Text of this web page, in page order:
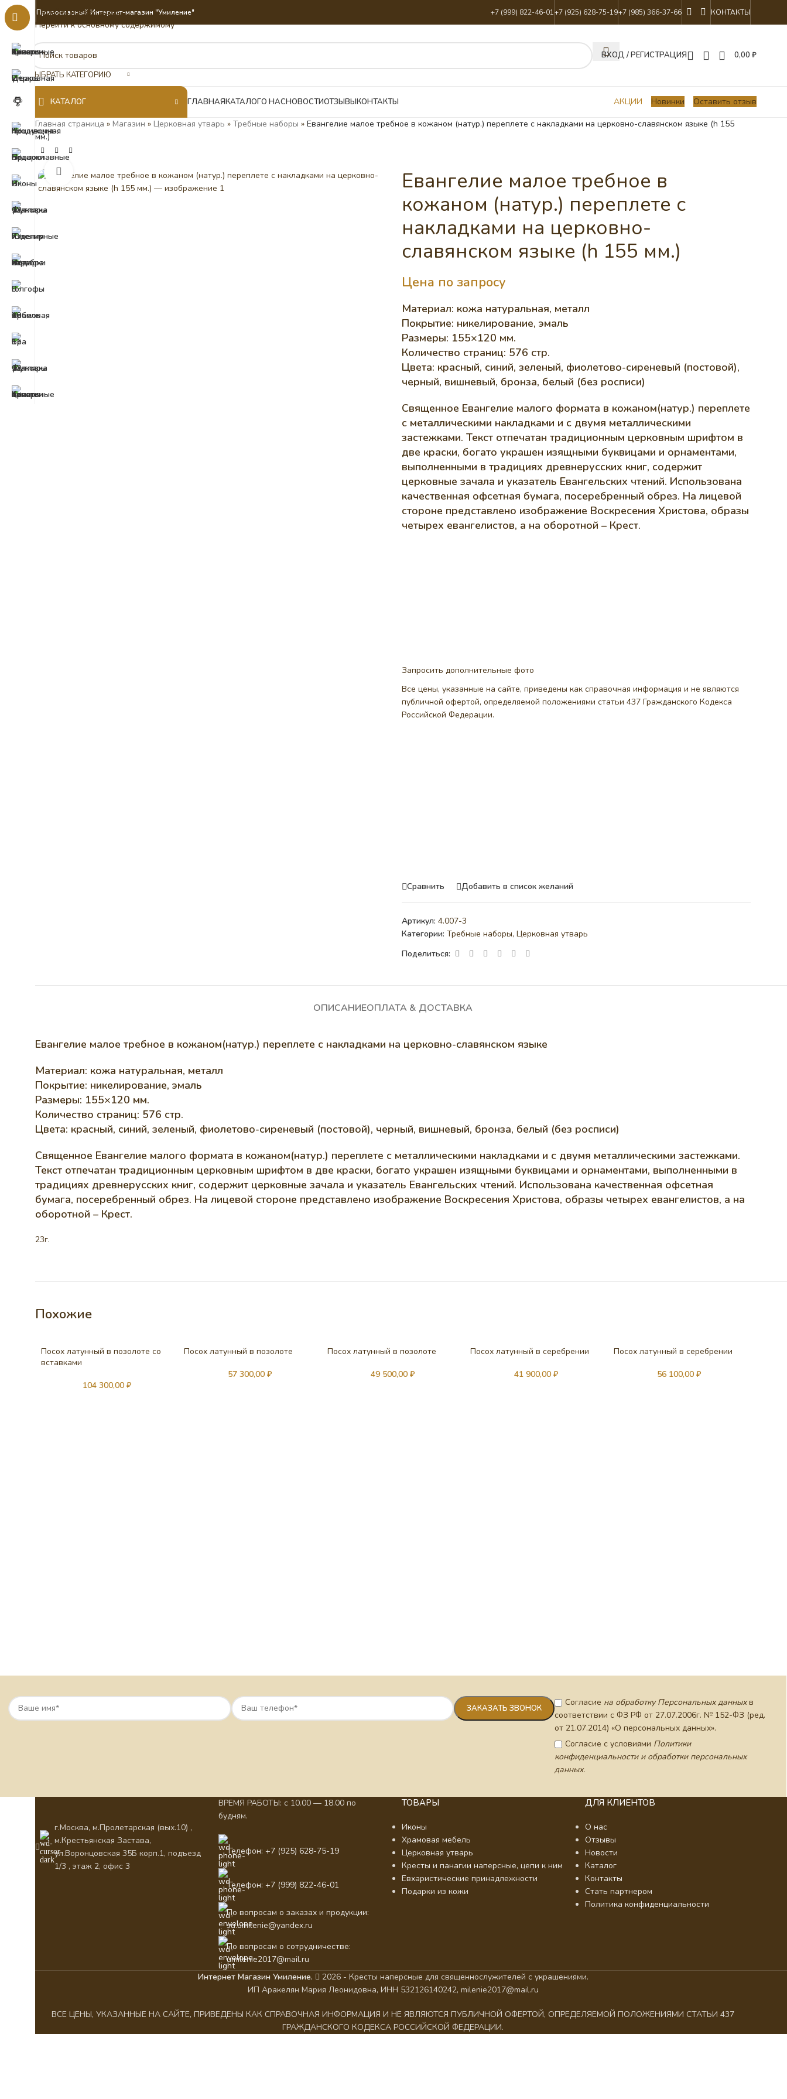
Перейти к навигации
Перейти к основному содержимому
Православный Интернет-магазин "Умиление" +7 (999) 822-46-01+7 (925) 628-75-19+7 (985) 366-37-66 КОНТАКТЫ
ВЫБРАТЬ КАТЕГОРИЮ
ВХОД / РЕГИСТРАЦИЯ 0,00 ₽
КАТАЛОГ ГЛАВНАЯКАТАЛОГО НАСНОВОСТИОТЗЫВЫКОНТАКТЫ АКЦИИ Новинки
Оставить отзыв
Главная страница » Магазин » Церковная утварь » Требные наборы » Евангелие малое требное в кожаном (натур.) переплете с накладками на церковно-славянском языке (h 155
мм.)
Нажмите, чтобы увеличить
Евангелие малое требное в
кожаном (натур.) переплете с
накладками на церковно-
славянском языке (h 155 мм.)
Цена по запросу
Материал: кожа натуральная, металл
Покрытие: никелирование, эмаль
Размеры: 155×120 мм.
Количество страниц: 576 стр.
Цвета: красный, синий, зеленый, фиолетово-сиреневый (постовой),
черный, вишневый, бронза, белый (без росписи)
Священное Евангелие малого формата в кожаном(натур.) переплете
с металлическими накладками и с двумя металлическими
застежками. Текст отпечатан традиционным церковным шрифтом в
две краски, богато украшен изящными буквицами и орнаментами,
выполненными в традицияx древнерусскиx книг, содержит
церковные зачала и указатель Евангельских чтений. Использована
качественная офсетная бумага, посеребренный обрез. На лицевой
стороне представлено изображение Воскресения Христова, образы
четырех евангелистов, а на оборотной – Крест.
Запросить дополнительные фото
Все цены, указанные на сайте, приведены как справочная информация и не являются
публичной офертой, определяемой положениями статьи 437 Гражданского Кодекса
Российской Федерации.
Сравнить Добавить в список желаний
Артикул: 4.007-3
Категории: Требные наборы, Церковная утварь
Поделиться:
ОПИСАНИЕОПЛАТА & ДОСТАВКА
Евангелие малое требное в кожаном(натур.) переплете с накладками на церковно-славянском языке
Материал: кожа натуральная, металл
Покрытие: никелирование, эмаль
Размеры: 155×120 мм.
Количество страниц: 576 стр.
Цвета: красный, синий, зеленый, фиолетово-сиреневый (постовой), черный, вишневый, бронза, белый (без росписи)
Священное Евангелие малого формата в кожаном(натур.) переплете с металлическими накладками и с двумя металлическими застежками.
Текст отпечатан традиционным церковным шрифтом в две краски, богато украшен изящными буквицами и орнаментами, выполненными в
традицияx древнерусскиx книг, содержит церковные зачала и указатель Евангельских чтений. Использована качественная офсетная
бумага, посеребренный обрез. На лицевой стороне представлено изображение Воскресения Христова, образы четырех евангелистов, а на
оборотной – Крест.
23г.
Похожие
Посох латунный в позолоте со
вставками
104 300,00 ₽
Посох латунный в позолоте
57 300,00₽
Посох латунный в позолоте
49 500,00₽
Посох латунный в серебрении
41 900,00 ₽
Посох латунный в серебрении
56 100,00₽
Согласие на обработку Персональных данныхв
соответствии с ФЗ РФ от 27.07.2006г. № 152-ФЗ (ред.
от 21.07.2014) «О персональных данных».
Согласие с условиями Политики
конфиденциальности и обработки персональных
данных.
г.Москва, м.Пролетарская (вых.10) ,
м.Крестьянская Застава,
ул.Воронцовская 35Б корп.1, подъезд
1/3 , этаж 2, офис 3
ВРЕМЯ РАБОТЫ: с 10.00 — 18.00 по
будням.
Телефон: +7 (925) 628-75-19
Телефон: +7 (999) 822-46-01
По вопросам о заказах и продукции:
su.umilenie@yandex.ru
По вопросам о сотрудничестве:
umilenie2017@mail.ru
ТОВАРЫ
Иконы
Храмовая мебель
Церковная утварь
Кресты и панагии наперсные, цепи к ним
Евхаристические принадлежности
Подарки из кожи
ДЛЯ КЛИЕНТОВ
О нас
Отзывы
Новости
Каталог
Контакты
Стать партнером
Политика конфиденциальности
Интернет Магазин Умиление.
2026 - Кресты наперсные для священнослужителей с украшениями.
ИП Аракелян Мария Леонидовна, ИНН 532126140242, milenie2017@mail.ru
ВСЕ ЦЕНЫ, УКАЗАННЫЕ НА САЙТЕ, ПРИВЕДЕНЫ КАК СПРАВОЧНАЯ ИНФОРМАЦИЯ И НЕ ЯВЛЯЮТСЯ ПУБЛИЧНОЙ ОФЕРТОЙ, ОПРЕДЕЛЯЕМОЙ ПОЛОЖЕНИЯМИ СТАТЬИ 437
ГРАЖДАНСКОГО КОДЕКСА РОССИЙСКОЙ ФЕДЕРАЦИИ.